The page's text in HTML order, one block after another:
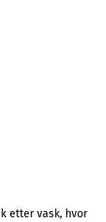
etter vask, hvor